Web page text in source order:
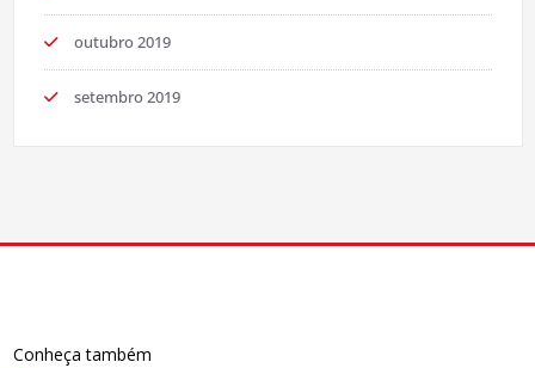
outubro 2019
setembro 2019
Conheça também